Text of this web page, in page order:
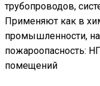
трубопроводов,
Применяют как в
промышленности,
пожароопасность:
помещений